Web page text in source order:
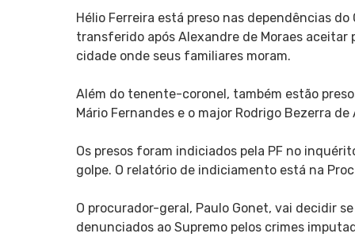
Hélio Ferreira está preso nas dependências
transferido após Alexandre de Moraes
cidade onde seus familiares moram.
Além do tenente-coronel, também estão
Mário Fernandes e o major Rodrigo Bezerra de
Os presos foram indiciados pela PF no
golpe. O relatório de indiciamento está na
O procurador-geral, Paulo Gonet, vai decidir
denunciados ao Supremo pelos crimes